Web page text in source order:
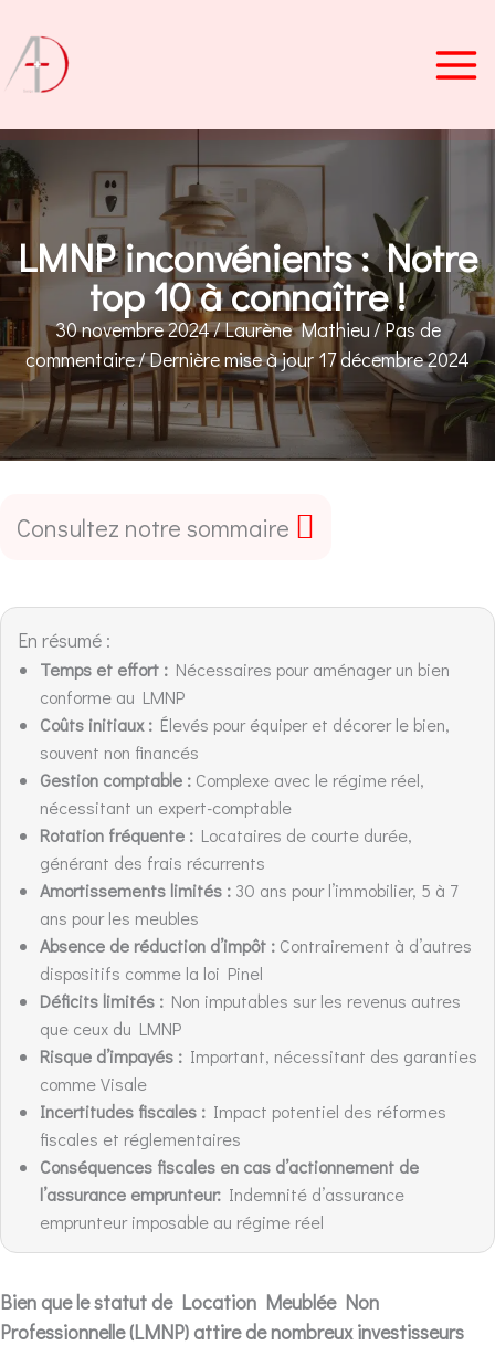
contenu
LMNP inconvénients : Notre
top 10 à connaître !
30 novembre 2024/Laurène Mathieu/Pas de
commentaire/Dernière mise à jour 17 décembre 2024
Consultez notre sommaire
En résumé :
Temps et effort : Nécessaires pour aménager un bien
conforme au LMNP
Coûts initiaux : Élevés pour équiper et décorer le bien,
souvent non financés
Gestion comptable : Complexe avec le régime réel,
nécessitant un expert-comptable
Rotation fréquente : Locataires de courte durée,
générant des frais récurrents
Amortissements limités : 30 ans pour l’immobilier, 5 à 7
ans pour les meubles
Absence de réduction d’impôt : Contrairement à d’autres
dispositifs comme la loi Pinel
Déficits limités : Non imputables sur les revenus autres
que ceux du LMNP
Risque d’impayés : Important, nécessitant des garanties
comme Visale
Incertitudes fiscales : Impact potentiel des réformes
fiscales et réglementaires
Conséquences fiscales en cas d’actionnement de
l’assurance emprunteur: Indemnité d’assurance
emprunteur imposable au régime réel
Bien que le statut de Location Meublée Non
Professionnelle (LMNP) attire de nombreux investisseurs